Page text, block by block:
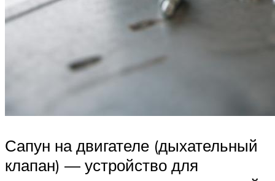
Сапун на двигателе (дыхательный
клапан) — устройство для